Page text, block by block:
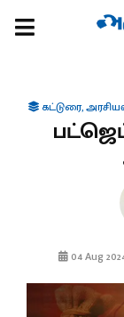
கட்டுரை,
04 Aug